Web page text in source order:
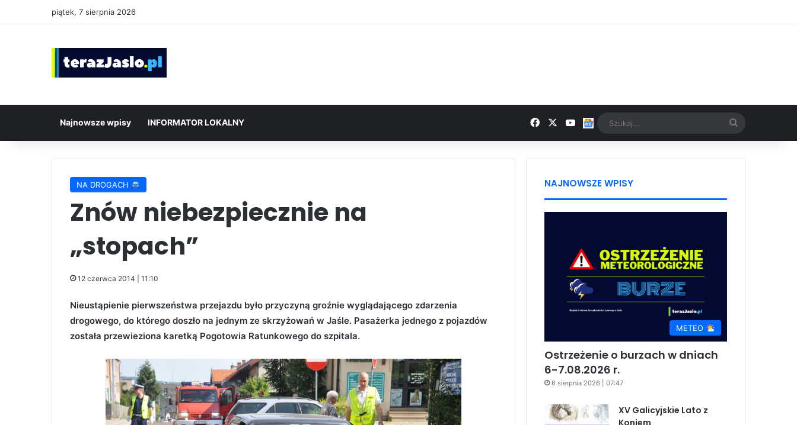
piątek, 7 sierpnia 2026
Najnowsze wpisy INFORMATOR LOKALNY FacebookYouTubeGoogle News
NA DROGACH
Znów niebezpiecznie na
„stopach”
12 czerwca 2014 | 11:10
Nieustąpienie pierwszeństwa przejazdu było przyczyną groźnie wyglądającego zdarzenia
drogowego, do którego doszło na jednym ze skrzyżowań w Jaśle. Pasażerka jednego z pojazdów
została przewieziona karetką Pogotowia Ratunkowego do szpitala.
NAJNOWSZE WPISY
METEO
Ostrzeżenie o burzach w dniach
6-7.08.2026 r.
6 sierpnia 2026 | 07:47
XV Galicyjskie Lato z
Koniem